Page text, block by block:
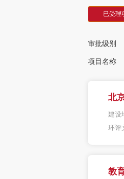
已受理
审批级别
项目名称
北
建设
环评
教